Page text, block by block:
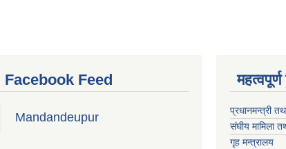
Facebook Feed
Mandandeupur
प्रधानमन्त्री
संघीय मामिला
गृह मन्त्रालय